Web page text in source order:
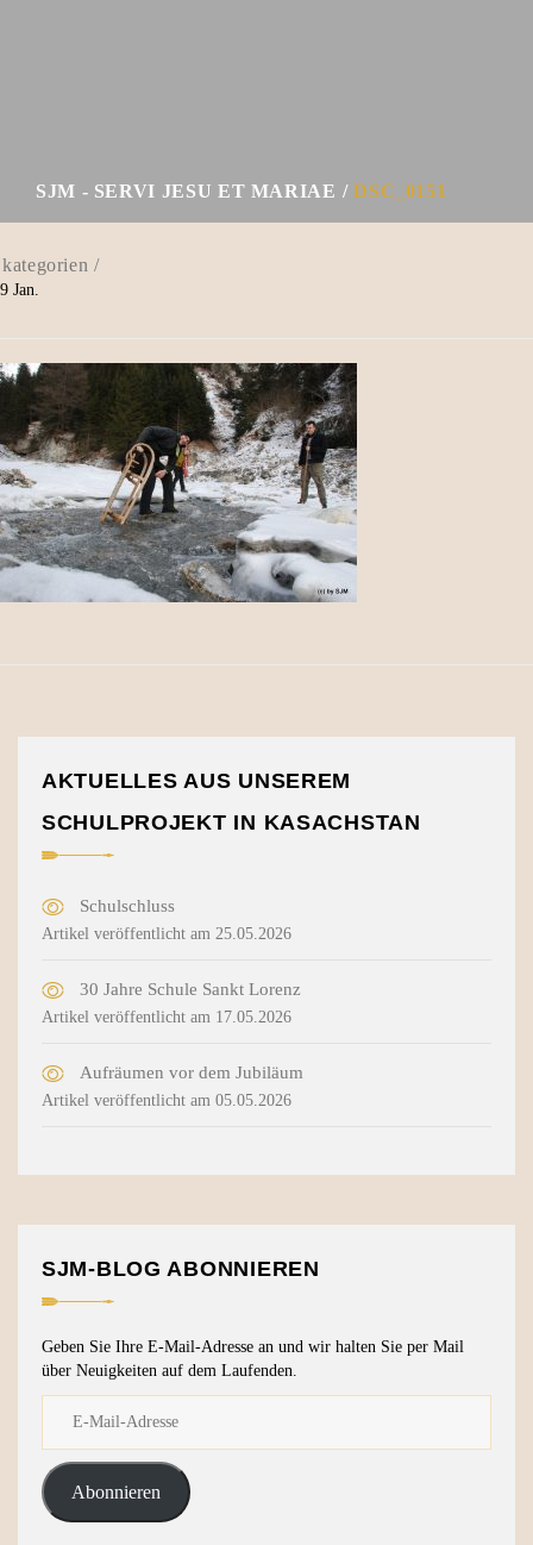
SJM - SERVI JESU ET MARIAE DSC_0151
9 Jan.
AKTUELLES AUS UNSEREM
SCHULPROJEKT IN KASACHSTAN
Schulschluss
Artikel veröffentlicht am 25.05.2026
30 Jahre Schule Sankt Lorenz
Artikel veröffentlicht am 17.05.2026
Aufräumen vor dem Jubiläum
Artikel veröffentlicht am 05.05.2026
SJM-BLOG ABONNIEREN
Geben Sie Ihre E-Mail-Adresse an und wir halten Sie per Mail
über Neuigkeiten auf dem Laufenden.
Abonnieren